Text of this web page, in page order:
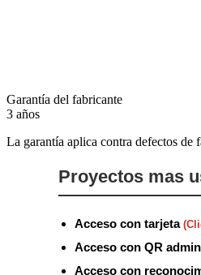
Garantía del fabricante
3 años
La garantía aplica contra defectos de
Proyectos mas
Acceso con tarjeta
Acceso con QR
Acceso con